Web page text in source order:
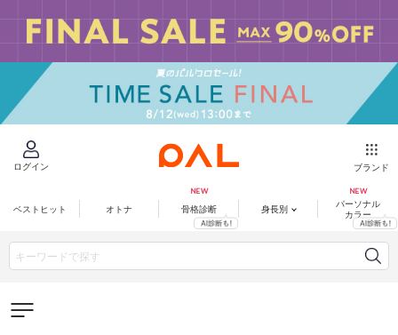
ログイン ブランド
ベストヒット オトナ 骨格診断 身長別
パーソナル
カラー